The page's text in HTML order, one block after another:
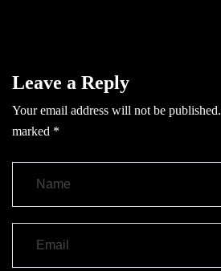
Leave a Reply
Your email address will not be published.
marked *